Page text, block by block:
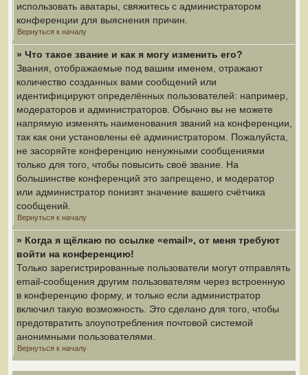
использовать аватары, свяжитесь с администратором
конференции для выяснения причин.
Вернуться к началу
» Что такое звание и как я могу изменить его?
Звания, отображаемые под вашим именем, отражают
количество созданных вами сообщений или
идентифицируют определённых пользователей: например,
модераторов и администраторов. Обычно вы не можете
напрямую изменять наименования званий на конференции,
так как они установлены её администратором. Пожалуйста,
не засоряйте конференцию ненужными сообщениями
только для того, чтобы повысить своё звание. На
большинстве конференций это запрещено, и модератор
или администратор понизят значение вашего счётчика
сообщений.
Вернуться к началу
» Когда я щёлкаю по ссылке «email», от меня требуют
войти на конференцию!
Только зарегистрированные пользователи могут отправлять
email-сообщения другим пользователям через встроенную
в конференцию форму, и только если администратор
включил такую возможность. Это сделано для того, чтобы
предотвратить злоупотребления почтовой системой
анонимными пользователями.
Вернуться к началу